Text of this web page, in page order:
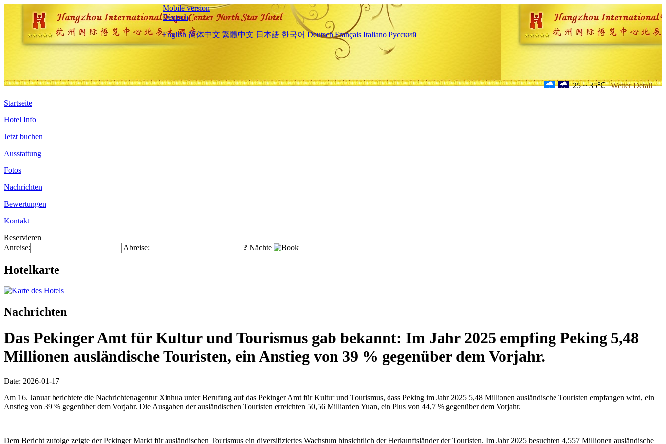
Mobile version
Deutsch
English 简体中文 繁體中文 日本語 한국어 Deutsch Français Italiano Русский
25 ~ 35℃ Wetter Detail
Startseite
Hotel Info
Jetzt buchen
Ausstattung
Fotos
Nachrichten
Bewertungen
Kontakt
Reservieren
Anreise:
Abreise: ? Nächte
Hotelkarte
Nachrichten
Das Pekinger Amt für Kultur und Tourismus gab bekannt: Im Jahr 2025 empfing Peking 5,48
Millionen ausländische Touristen, ein Anstieg von 39 % gegenüber dem Vorjahr.
Date: 2026-01-17
Am 16. Januar berichtete die Nachrichtenagentur Xinhua unter Berufung auf das Pekinger Amt für Kultur und Tourismus, dass Peking im Jahr 2025 5,48 Millionen ausländische Touristen empfangen wird, ein
Anstieg von 39 % gegenüber dem Vorjahr. Die Ausgaben der ausländischen Touristen erreichten 50,56 Milliarden Yuan, ein Plus von 44,7 % gegenüber dem Vorjahr.
Dem Bericht zufolge zeigte der Pekinger Markt für ausländischen Tourismus ein diversifiziertes Wachstum hinsichtlich der Herkunftsländer der Touristen. Im Jahr 2025 besuchten 4,557 Millionen ausländische